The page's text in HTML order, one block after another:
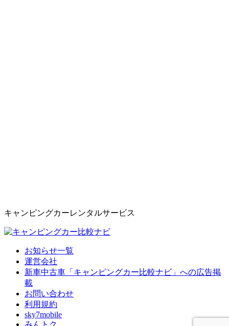
キャンピングカーレンタルサービス
お知らせ一覧
運営会社
新車中古車「キャンピングカー比較ナビ」への広告掲
載
お問い合わせ
利用規約
sky7mobile
みんトク